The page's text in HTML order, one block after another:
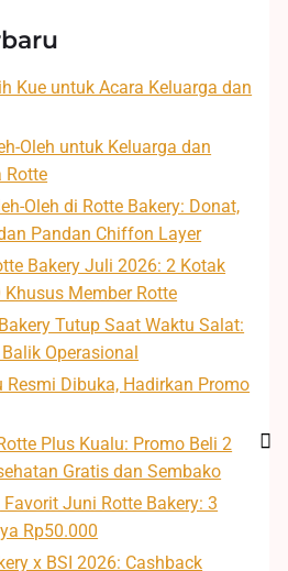
Kue untuk Acara Keluarga dan
Oleh untuk Keluarga dan
Rotte
Oleh di Rotte Bakery: Donat,
Pandan Chiffon Layer
Bakery Juli 2026: 2 Kotak
Khusus Member Rotte
Tutup Saat Waktu Salat:
Operasional
Resmi Dibuka, Hadirkan Promo
Plus Kualu: Promo Beli 2
Gratis dan Sembako
Juni Rotte Bakery: 3
Rp50.000
x BSI 2026: Cashback